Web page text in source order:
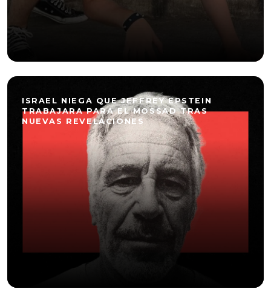
ISRAEL NIEGA QUE JEFFREY EPSTEIN
TRABAJARA PARA EL MOSSAD TRAS
NUEVAS REVELACIONES